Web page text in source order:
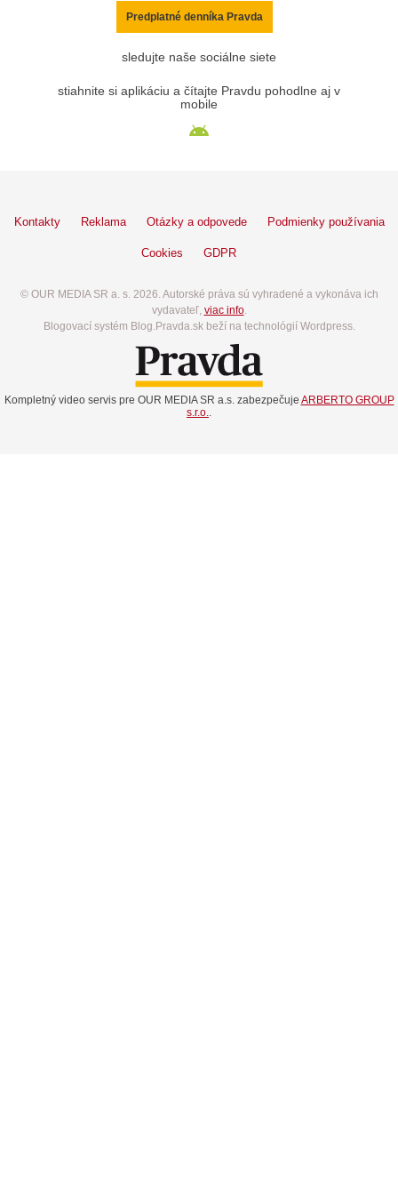
Predplatné denníka Pravda
sledujte naše sociálne siete
stiahnite si aplikáciu a čítajte Pravdu pohodlne aj v
mobile
Kontakty Reklama Otázky a odpovede Podmienky používania
Cookies GDPR
© OUR MEDIA SR a. s. 2026. Autorské práva sú vyhradené a vykonáva ich
vydavateľ, viac info.
Blogovací systém Blog.Pravda.sk beží na technológií Wordpress.
Kompletný video servis pre OUR MEDIA SR a.s. zabezpečuje ARBERTO GROUP
s.r.o..